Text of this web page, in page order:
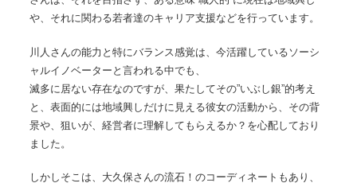
や、それに関わる若者達のキャリア支援などを行っています。
川人さんの能力と特にバランス感覚は、今活躍しているソーシ
ャルイノベーターと言われる中でも、
滅多に居ない存在なのですが、果たしてその”いぶし銀”的考え
と、表面的には地域興しだけに見える彼女の活動から、その背
景や、狙いが、経営者に理解してもらえるか？を心配しており
ました。
しかしそこは、大久保さんの流石！のコーディネートもあり、